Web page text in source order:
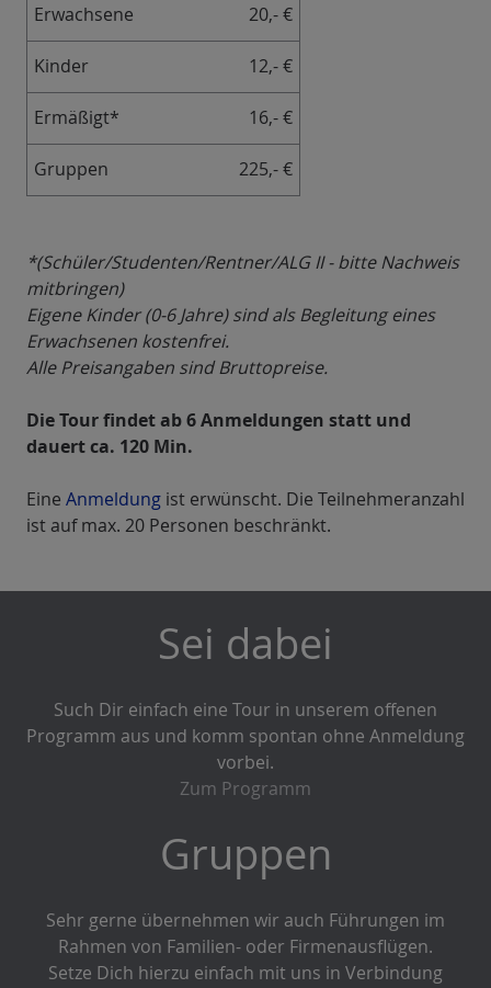
Erwachsene 20,- €
Kinder 12,- €
Ermäßigt* 16,- €
Gruppen 225,- €
*(Schüler/Studenten/Rentner/ALG II - bitte Nachweis
mitbringen)
Eigene Kinder (0-6 Jahre) sind als Begleitung eines
Erwachsenen kostenfrei.
Alle Preisangaben sind Bruttopreise.
Die Tour findet ab 6 Anmeldungen statt und
dauert ca. 120 Min.
Eine Anmeldung ist erwünscht. Die Teilnehmeranzahl
ist auf max. 20 Personen beschränkt.
Sei dabei
Such Dir einfach eine Tour in unserem offenen
Programm aus und komm spontan ohne Anmeldung
vorbei.
Zum Programm
Gruppen
Sehr gerne übernehmen wir auch Führungen im
Rahmen von Familien- oder Firmenausflügen.
Setze Dich hierzu einfach mit uns in Verbindung